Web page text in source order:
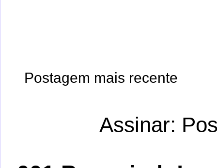
Postagem mais recente
Assinar: